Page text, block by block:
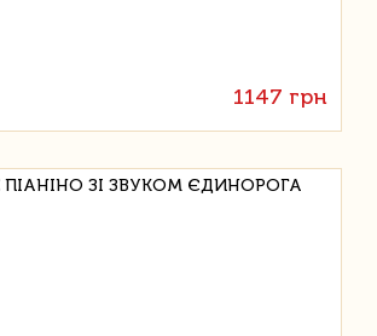
1147 грн
ПІАНІНО ЗІ ЗВУКОМ ЄДИНОРОГА